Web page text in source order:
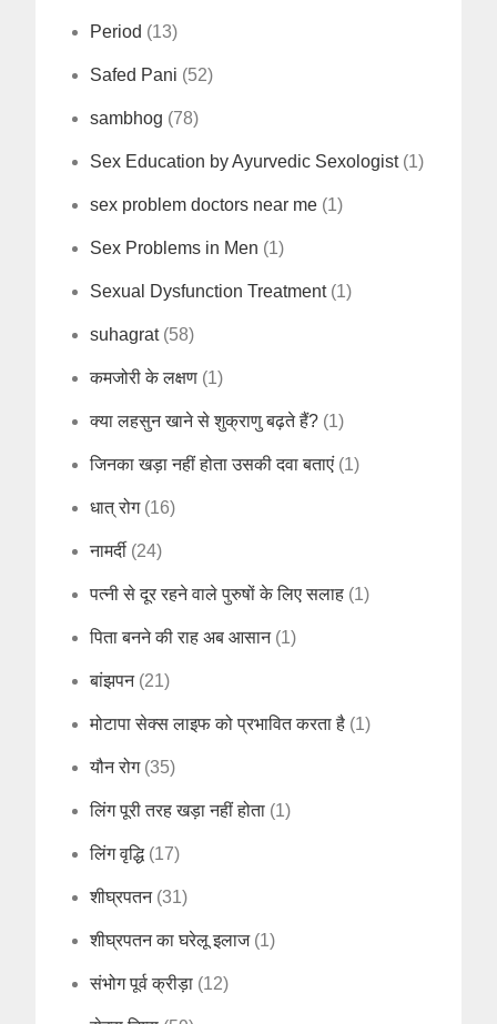
Period (13)
Safed Pani (52)
sambhog (78)
Sex Education by Ayurvedic Sexologist(1)
sex problem doctors near me (1)
Sex Problems in Men (1)
Sexual Dysfunction Treatment(1)
suhagrat(58)
कमजोरी के लक्षण (1)
क्या लहसुन खाने से शुक्राणु बढ़ते हैं? (1)
जिनका खड़ा नहीं होता उसकी दवा बताएं (1)
धात् रोग(16)
नामर्दी (24)
पत्नी से दूर रहने वाले पुरुषों के लिए सलाह (1)
पिता बनने की राह अब आसान(1)
बांझपन(21)
मोटापा सेक्स लाइफ को प्रभावित करता है (1)
यौन रोग(35)
लिंग पूरी तरह खड़ा नहीं होता (1)
लिंग वृद्धि(17)
शीघ्रपतन(31)
शीघ्रपतन का घरेलू इलाज(1)
संभोग पूर्व क्रीड़ा (12)